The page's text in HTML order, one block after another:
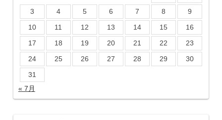
3
4 5 6 7 8
9
10
11 12 13 14 15
16
17
18 19 20 21 22
23
24
25 26 27 28 29
30
31
« 7月